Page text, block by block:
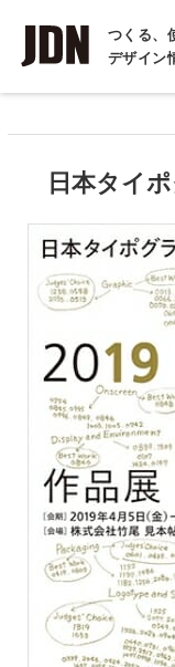
つくる、
デザイン
インタビュー
コラム
日本タイ